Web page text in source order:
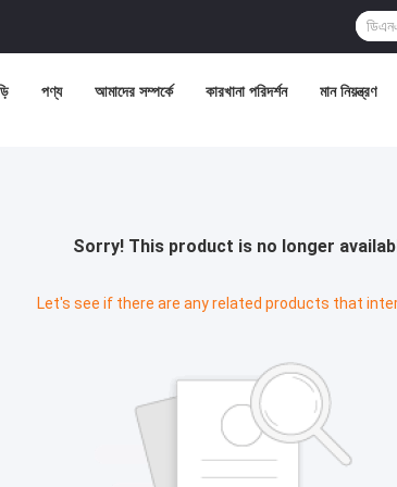
পণ্য আমাদের সম্পর্কে কারখানা পরিদর্শন মান নিয়ন্ত্রণ
Sorry! This product is no longer
Let's see if there are any related products that